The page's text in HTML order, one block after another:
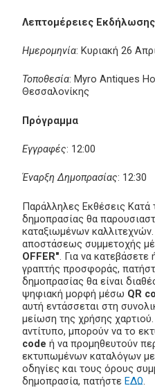
Λεπτομέρειες Εκδήλωσης
Ημερομηνία: Κυριακή 26
Τοποθεσία: Myro Antiques
Θεσσαλονίκης
Πρόγραμμα
Εγγραφές: 12:00
Έναρξη Δημοπρασίας: 12:30
Παράλληλες Εκθέσεις Κατά
δημοπρασίας θα
καταξιωμένων καλλιτεχνών.
αποστάσεως συμμετοχής
OFFER" . Για να
γραπτής προσφοράς,
δημοπρασίας θα είναι
ψηφιακή μορφή μέσω QR
αυτή εντάσσεται στη
μείωση της χρήσης
αντίτυπο, μπορούν να το
code ή να προμηθευτούν
εκτυπωμένων καταλόγων με
οδηγίες και τους όρους
δημοπρασία, πατήστε ΕΔΩ